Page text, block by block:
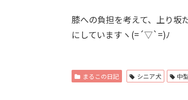
膝への負担を考えて、上り坂
にしていますヽ(=´▽`=)ﾉ
まるこの日記 シニア犬 中